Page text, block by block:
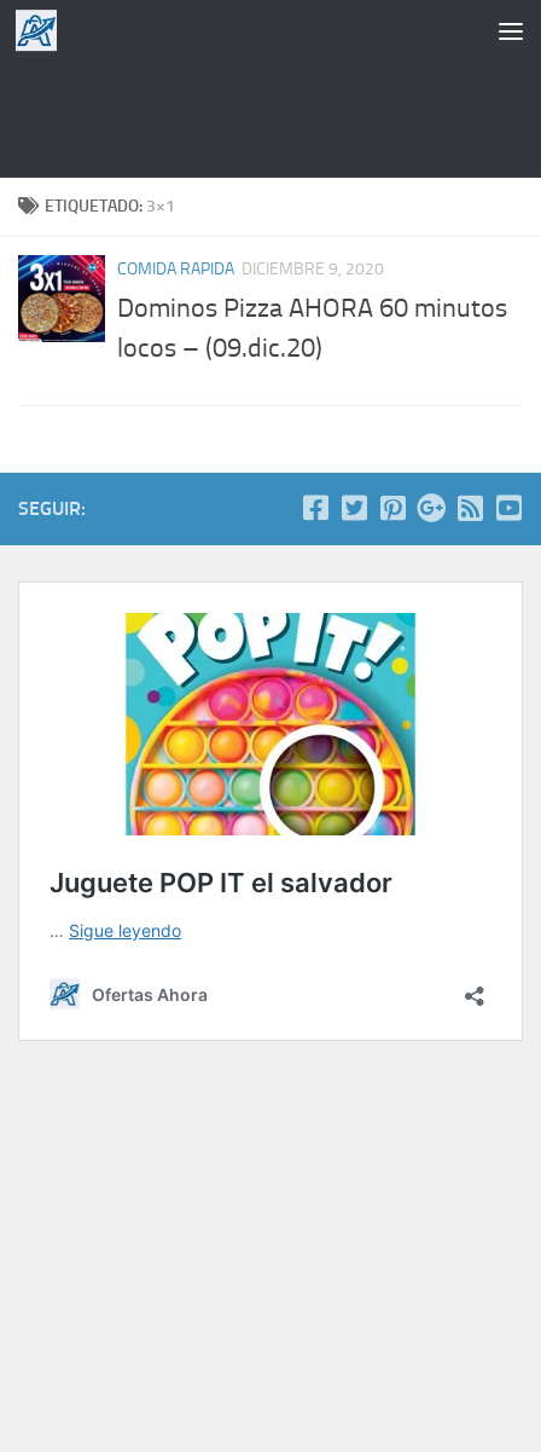
Saltar al contenido
ETIQUETADO: 3×1
COMIDA RAPIDA DICIEMBRE 9, 2020
Dominos Pizza AHORA 60 minutos
locos – (09.dic.20)
SEGUIR: